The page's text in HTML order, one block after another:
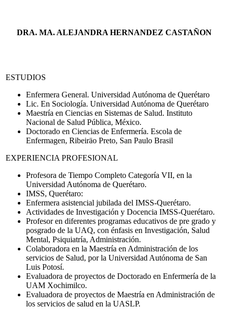
DRA. MA. ALEJANDRA HERNANDEZ CASTAÑON
ESTUDIOS
Enfermera General. Universidad Autónoma de Querétaro
Lic. En Sociología. Universidad Autónoma de Querétaro
Maestría en Ciencias en Sistemas de Salud. Instituto
Nacional de Salud Pública, México.
Doctorado en Ciencias de Enfermería. Escola de
Enfermagen, Ribeiräo Preto, San Paulo Brasil
EXPERIENCIA PROFESIONAL
Profesora de Tiempo Completo Categoría VII, en la
Universidad Autónoma de Querétaro.
IMSS, Querétaro:
Enfermera asistencial jubilada del IMSS-Querétaro.
Actividades de Investigación y Docencia IMSS-Querétaro.
Profesor en diferentes programas educativos de pre grado y
posgrado de la UAQ, con énfasis en Investigación, Salud
Mental, Psiquiatría, Administración.
Colaboradora en la Maestría en Administración de los
servicios de Salud, por la Universidad Autónoma de San
Luis Potosí.
Evaluadora de proyectos de Doctorado en Enfermería de la
UAM Xochimilco.
Evaluadora de proyectos de Maestría en Administración de
los servicios de salud en la UASLP.